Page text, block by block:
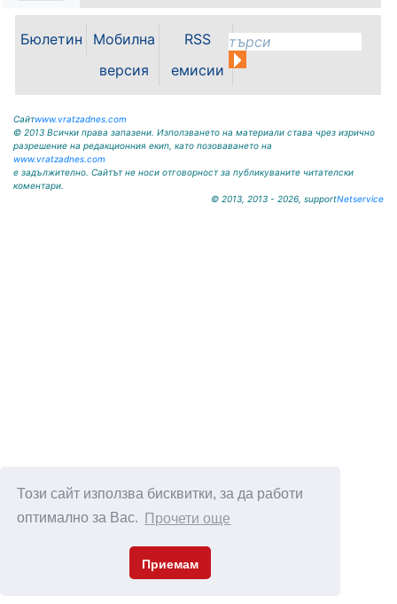
Този сайт използва бисквитки, за да работи
оптимално за Вас.
Прочети още
Приемам
на Видин като индустриален
център бяха във фокуса на
работната среща между кмета на
Ценков,...
Бюлетин
Мобилна
версия
RSS
емисии
Сайтwww.vratzadnes.com
© 2013 Всички права запазени. Използването на материали става чрез изрично
разрешение на редакционния екип, като позоваването на
www.vratzadnes.com
е задължително. Сайтът не носи отговорност за публикуваните читателски
коментари.
© 2013, 2013 - 2026, supportNetservice